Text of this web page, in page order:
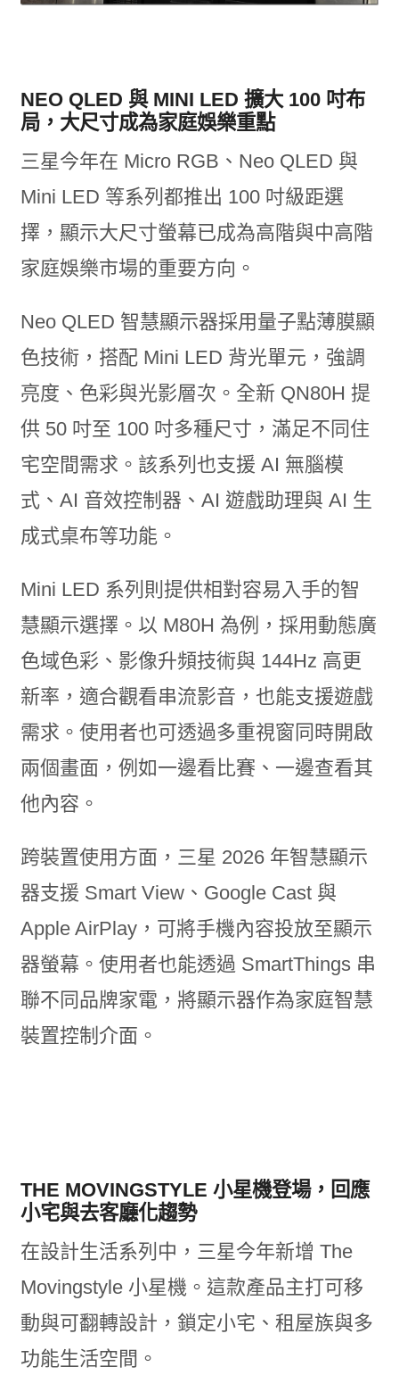
NEO QLED 與 MINI LED 擴大 100 吋布
局，大尺寸成為家庭娛樂重點
三星今年在 Micro RGB、Neo QLED 與
Mini LED 等系列都推出 100 吋級距選
擇，顯示大尺寸螢幕已成為高階與中高階
家庭娛樂市場的重要方向。
Neo QLED 智慧顯示器採用量子點薄膜顯
色技術，搭配 Mini LED 背光單元，強調
亮度、色彩與光影層次。全新 QN80H 提
供 50 吋至 100 吋多種尺寸，滿足不同住
宅空間需求。該系列也支援 AI 無腦模
式、AI 音效控制器、AI 遊戲助理與 AI 生
成式桌布等功能。
Mini LED 系列則提供相對容易入手的智
慧顯示選擇。以 M80H 為例，採用動態廣
色域色彩、影像升頻技術與 144Hz 高更
新率，適合觀看串流影音，也能支援遊戲
需求。使用者也可透過多重視窗同時開啟
兩個畫面，例如一邊看比賽、一邊查看其
他內容。
跨裝置使用方面，三星 2026 年智慧顯示
器支援 Smart View、Google Cast 與
Apple AirPlay，可將手機內容投放至顯示
器螢幕。使用者也能透過 SmartThings 串
聯不同品牌家電，將顯示器作為家庭智慧
裝置控制介面。
THE MOVINGSTYLE 小星機登場，回應
小宅與去客廳化趨勢
在設計生活系列中，三星今年新增 The
Movingstyle 小星機。這款產品主打可移
動與可翻轉設計，鎖定小宅、租屋族與多
功能生活空間。